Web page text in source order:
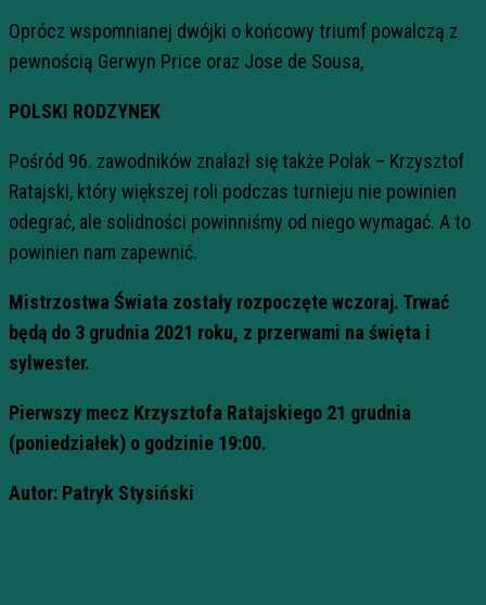
Oprócz wspomnianej dwójki o końcowy triumf powalczą z
pewnością Gerwyn Price oraz Jose de Sousa,
POLSKI RODZYNEK
Pośród 96. zawodników znalazł się także Polak – Krzysztof
Ratajski, który większej roli podczas turnieju nie powinien
odegrać, ale solidności powinniśmy od niego wymagać. A to
powinien nam zapewnić.
Mistrzostwa Świata zostały rozpoczęte wczoraj. Trwać
będą do 3 grudnia 2021 roku, z przerwami na święta i
sylwester.
Pierwszy mecz Krzysztofa Ratajskiego 21 grudnia
(poniedziałek) o godzinie 19:00.
Autor: Patryk Stysiński